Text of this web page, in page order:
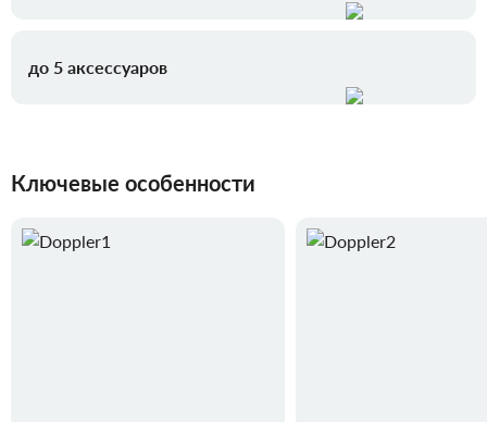
до 5 аксессуаров
Ключевые особенности